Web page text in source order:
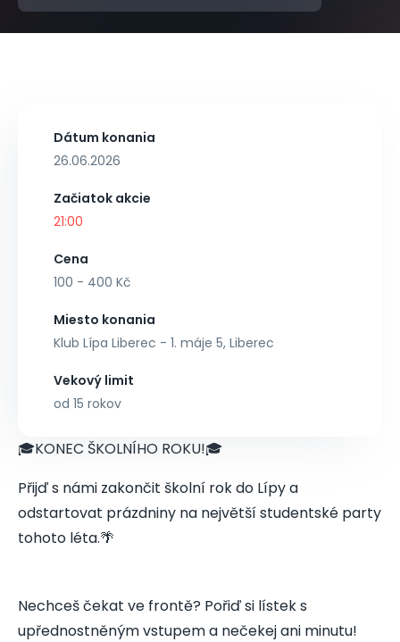
Dátum konania
26.06.2026
Začiatok akcie
21:00
Cena
100 - 400 Kč
Miesto konania
Klub Lípa Liberec - 1. máje 5, Liberec
Vekový limit
od 15 rokov
🎓KONEC ŠKOLNÍHO ROKU!🎓
Přijď s námi zakončit školní rok do Lípy a
odstartovat prázdniny na největší studentské party
tohoto léta.🌴
Nechceš čekat ve frontě? Pořiď si lístek s
upřednostněným vstupem a nečekej ani minutu!